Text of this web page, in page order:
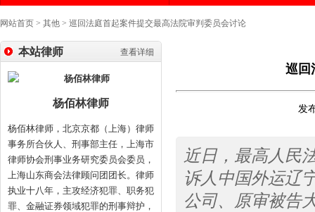
网站首页 > 其他 > 巡回法庭首起案件提交最高法院审判委员会讨论
查看详细
本站律师
杨佰林律师
杨佰林律师，北京京都（上海）律师
事务所合伙人、刑事部主任，上海市
律师协会刑事业务研究委员会委员，
上海山东商会法律顾问团团长。律师
执业十八年，主攻经济犯罪、职务犯
罪、金融证券领域犯罪的刑事辩护，
巡回
发
近日，最高人民
诉人中国外运辽
公司、原审被告